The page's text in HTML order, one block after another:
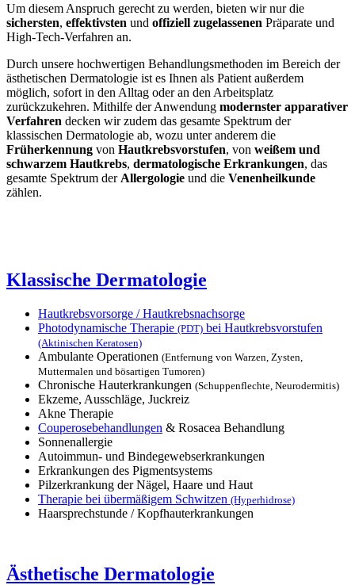
Um diesem Anspruch gerecht zu werden, bieten wir nur die
sichersten, effektivsten und offiziell zugelassenen Präparate und
High-Tech-Verfahren an.
Durch unsere hochwertigen Behandlungsmethoden im Bereich der
ästhetischen Dermatologie ist es Ihnen als Patient außerdem
möglich, sofort in den Alltag oder an den Arbeitsplatz
zurückzukehren. Mithilfe der Anwendung modernster apparativer
Verfahren decken wir zudem das gesamte Spektrum der
klassischen Dermatologie ab, wozu unter anderem die
Früherkennung von Hautkrebsvorstufen, von weißem und
schwarzem Hautkrebs, dermatologische Erkrankungen, das
gesamte Spektrum der Allergologie und die Venenheilkunde
zählen.
Klassische Dermatologie
Hautkrebsvorsorge / Hautkrebsnachsorge
Photodynamische Therapie (PDT) bei Hautkrebsvorstufen
(Aktinischen Keratosen)
Ambulante Operationen (Entfernung von Warzen, Zysten,
Muttermalen und bösartigen Tumoren)
Chronische Hauterkrankungen (Schuppenflechte, Neurodermitis)
Ekzeme, Ausschläge, Juckreiz
Akne Therapie
Couperosebehandlungen & Rosacea Behandlung
Sonnenallergie
Autoimmun- und Bindegewebserkrankungen
Erkrankungen des Pigmentsystems
Pilzerkrankung der Nägel, Haare und Haut
Therapie bei übermäßigem Schwitzen (Hyperhidrose)
Haarsprechstunde / Kopfhauterkrankungen
Ästhetische Dermatologie